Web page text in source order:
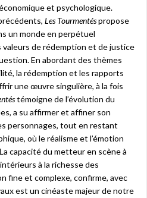
et psychologique.
Les Tourmentéspropose
un monde en perpétuel
valeurs de rédemption et de justice
En abordant des thèmes
la rédemption et les rapports
une œuvre singulière, à la fois
témoigne de l’évolution du
a su affirmer et affiner son
personnages, tout en restant
où le réalisme et l’émotion
capacité du metteur en scène à
à la richesse des
fine et complexe, confirme, avec
est un cinéaste majeur de notre